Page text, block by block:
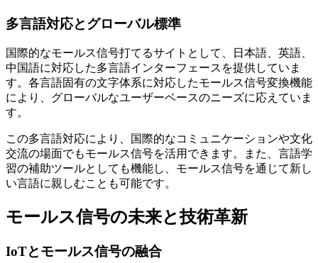
多言語対応とグローバル標準
国際的なモールス信号打てるサイトとして、日本語、英語、
中国語に対応した多言語インターフェースを提供していま
す。各言語固有の文字体系に対応したモールス信号変換機能
により、グローバルなユーザーベースのニーズに応えていま
す。
この多言語対応により、国際的なコミュニケーションや文化
交流の場面でもモールス信号を活用できます。また、言語学
習の補助ツールとしても機能し、モールス信号を通じて新し
い言語に親しむことも可能です。
モールス信号の未来と技術革新
IoTとモールス信号の融合